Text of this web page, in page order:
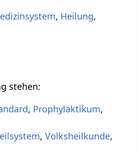
, Heilung,
stehen:
, Prophylaktikum,
,Volksheilkunde,